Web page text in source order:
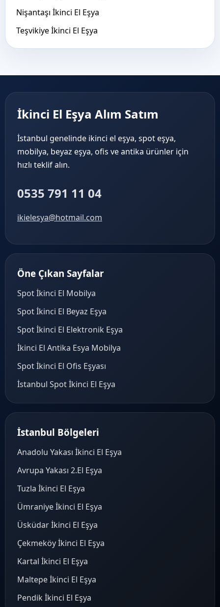
Nişantaşı İkinci El Eşya
Teşvikiye İkinci El Eşya
İkinci El Eşya Alım Satım
İstanbul genelinde ikinci el eşya, spot eşya,
mobilya, beyaz eşya, ofis ve antika ürünler için
hızlı teklif alın.
0535 791 11 04
ikielesya@hotmail.com
Öne Çıkan Sayfalar
Spot İkinci El Mobilya
Spot İkinci El Beyaz Eşya
Spot İkinci El Elektronik Eşya
İkinci El Antika Esya Mobilya
Spot İkinci El Ofis Eşyası
İstanbul Spot İkinci El Eşya
İstanbul Bölgeleri
Anadolu Yakası İkinci El Eşya
Avrupa Yakası 2.El Eşya
Tuzla İkinci El Eşya
Ümraniye İkinci El Eşya
Üsküdar İkinci El Eşya
Çekmeköy İkinci El Eşya
Kartal İkinci El Eşya
Maltepe İkinci El Eşya
Pendik İkinci El Eşya